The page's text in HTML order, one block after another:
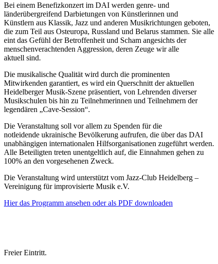
Bei einem Benefizkonzert im DAI werden genre- und
länderübergreifend Darbietungen von Künstlerinnen und
Künstlern aus Klassik, Jazz und anderen Musikrichtungen geboten,
die zum Teil aus Osteuropa, Russland und Belarus stammen. Sie alle
eint das Gefühl der Betroffenheit und Scham angesichts der
menschenverachtenden Aggression, deren Zeuge wir alle
aktuell sind.
Die musikalische Qualität wird durch die prominenten
Mitwirkenden garantiert, es wird ein Querschnitt der aktuellen
Heidelberger Musik-Szene präsentiert, von Lehrenden diverser
Musikschulen bis hin zu Teilnehmerinnen und Teilnehmern der
legendären „Cave-Session“.
Die Veranstaltung soll vor allem zu Spenden für die
notleidende ukrainische Bevölkerung aufrufen, die über das DAI
unabhängigen internationalen Hilfsorganisationen zugeführt werden.
Alle Beteiligten treten unentgeltlich auf, die Einnahmen gehen zu
100% an den vorgesehenen Zweck.
Die Veranstaltung wird unterstützt vom Jazz-Club Heidelberg –
Vereinigung für improvisierte Musik e.V.
Hier das Programm ansehen oder als PDF downloaden
Freier Eintritt.